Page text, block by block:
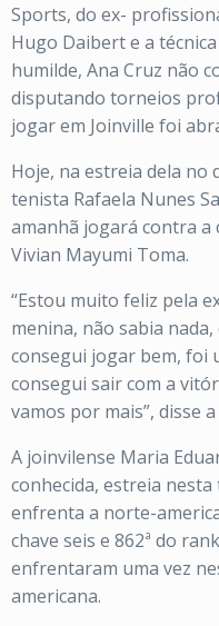
Sports, do ex-
Hugo Daibert e a
humilde, Ana Cruz não
disputando torneios
jogar em Joinville foi
Hoje, na estreia dela no
tenista Rafaela Nunes
amanhã jogará contra a
Vivian Mayumi Toma.
“Estou muito feliz pela
menina, não sabia
consegui jogar bem, foi
consegui sair com a
vamos por mais”, disse
A joinvilense Maria
conhecida, estreia
enfrenta a norte-
chave seis e 862ª do
enfrentaram uma vez
americana.